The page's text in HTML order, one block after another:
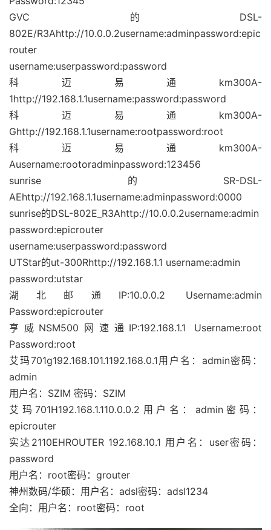
GVC的DSL-
802E/R3Ahttp://10.0.0.2username:adminpassword:epic
router
username:userpassword:password
科迈易通km300A-
1http://192.168.1.1username:password:password
科迈易通km300A-
Ghttp://192.168.1.1username:rootpassword:root
科迈易通km300A-
Ausername:rootoradminpassword:123456
sunrise的SR-DSL-
AEhttp://192.168.1.1username:adminpassword:0000
sunrise的DSL-802E_R3Ahttp://10.0.0.2username:admin
password:epicrouter
username:userpassword:password
UTStar的ut-300Rhttp://192.168.1.1 username:admin
password:utstar
湖北邮通IP:10.0.0.2 Username:admin
Password:epicrouter
亨威NSM500网速通IP:192.168.1.1 Username:root
Password:root
艾玛701g192.168.101.1192.168.0.1用户名：admin密码：
admin
用户名：SZIM 密码：SZIM
艾玛701H192.168.1.110.0.0.2用户名：admin密码：
epicrouter
实达2110EHROUTER 192.168.10.1 用户名：user密码：
password
用户名：root密码：grouter
神州数码/华硕：用户名：adsl密码：adsl1234
全向：用户名：root密码：root